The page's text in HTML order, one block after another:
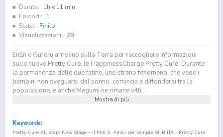
Durata:
1h e 11 min
Episodi:
1
Stato:
Finito
Visualizzazioni:
29
EnEn e Gureru arrivano sulla Terra per raccogliere informazioni
sulle nuove Pretty Cure, le HappinessCharge Pretty Cure. Durante
la permanenza delle due fatine, uno strano fenomeno, che vede i
bambini non svegliarsi dal sonno, comincia a diffondersi tra la
popolazione, e anche Megumi ne rimane vitti...
Mostra di più
Keywords:
Pretty Cure All Stars New Stage – Il film 3: Amici per sempre SUB ITA - Pretty Cure